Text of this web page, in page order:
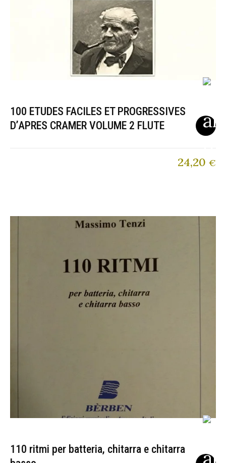
100 ETUDES FACILES ET PROGRESSIVES
D’APRES CRAMER VOLUME 2 FLUTE
24,20 €
110 ritmi per batteria, chitarra e chitarra